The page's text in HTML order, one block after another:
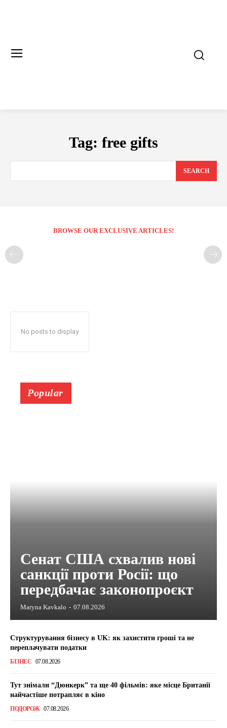
Tag: free gifts
SEARCH
BROWSE OUR EXCLUSIVE ARTICLES!
No posts to display
Popular
Сенат США схвалив нові
санкції проти Росії: що
передбачає законопроєкт
Maryna Kavkalo - 07.08.2026
Структурування бізнесу в UK: як захистити гроші та не
переплачувати податки
БІЗНЕС 07.08.2026
Тут знімали “Дюнкерк” та ще 40 фільмів: яке місце Британії
найчастіше потрапляє в кіно
ПОДОРОЖ 07.08.2026